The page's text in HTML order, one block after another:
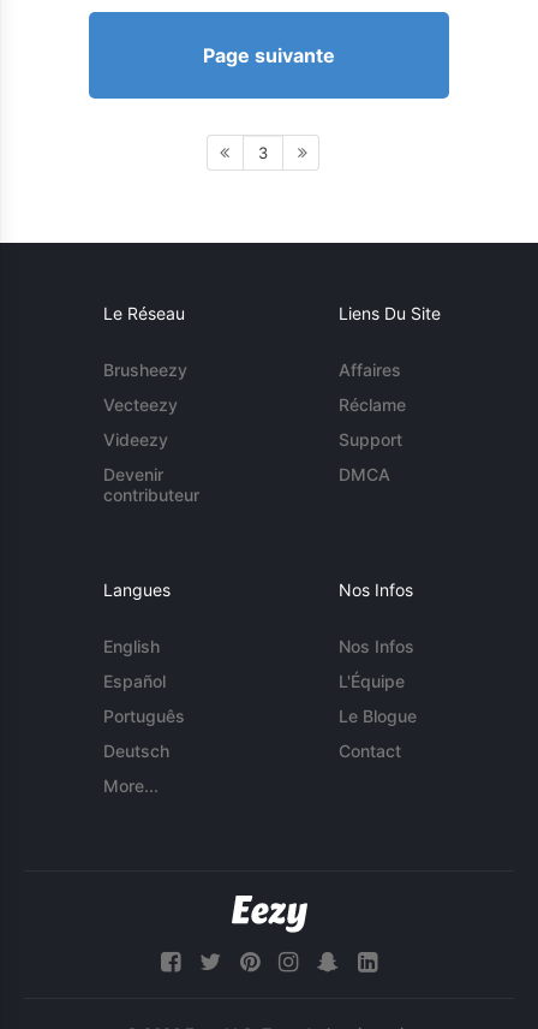
Page suivante
3
Le Réseau
Brusheezy
Vecteezy
Videezy
Devenir
contributeur
Liens Du Site
Affaires
Réclame
Support
DMCA
Langues
English
Español
Português
Deutsch
More...
Nos Infos
Nos Infos
L'Équipe
Le Blogue
Contact